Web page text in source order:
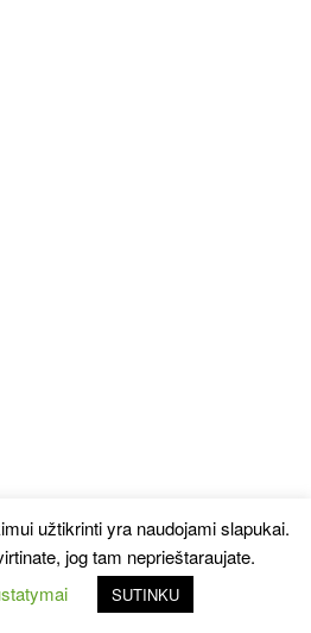
užtikrinti yra naudojami slapukai.
jog tam neprieštaraujate.
SUTINKU